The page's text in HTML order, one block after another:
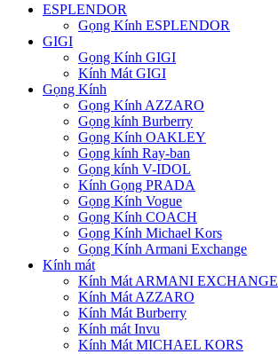
ESPLENDOR
Gọng Kính ESPLENDOR
GIGI
Gọng Kính GIGI
Kính Mát GIGI
Gọng Kính
Gọng Kính AZZARO
Gọng kính Burberry
Gọng Kính OAKLEY
Gọng kính Ray-ban
Gọng kính V-IDOL
Kính Gọng PRADA
Gọng Kính Vogue
Gọng Kính COACH
Gọng Kính Michael Kors
Gọng Kính Armani Exchange
Kính mát
Kính Mát ARMANI EXCHANGE
Kính Mát AZZARO
Kính Mát Burberry
Kính mát Invu
Kính Mát MICHAEL KORS